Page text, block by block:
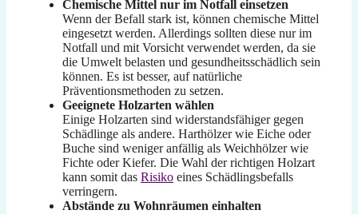
Chemische Mittel nur im Notfall einsetzen
Wenn der Befall stark ist, können chemische Mittel
eingesetzt werden. Allerdings sollten diese nur im
Notfall und mit Vorsicht verwendet werden, da sie
die Umwelt belasten und gesundheitsschädlich sein
können. Es ist besser, auf natürliche
Präventionsmethoden zu setzen.
Geeignete Holzarten wählen
Einige Holzarten sind widerstandsfähiger gegen
Schädlinge als andere. Harthölzer wie Eiche oder
Buche sind weniger anfällig als Weichhölzer wie
Fichte oder Kiefer. Die Wahl der richtigen Holzart
kann somit das Risiko eines Schädlingsbefalls
verringern.
Abstände zu Wohnräumen einhalten